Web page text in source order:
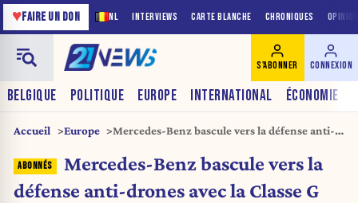
NL INTERVIEWS CARTE BLANCHE CHRONIQUES
♥FAIRE UN DON
BELGIQUE POLITIQUE EUROPE INTERNATIONAL ÉCONOMIE
S'ABONNER CONNEXION
Accueil Europe
Mercedes-Benz bascule vers la défense anti-
Mercedes-Benz bascule vers la
défense anti-drones avec la Classe G